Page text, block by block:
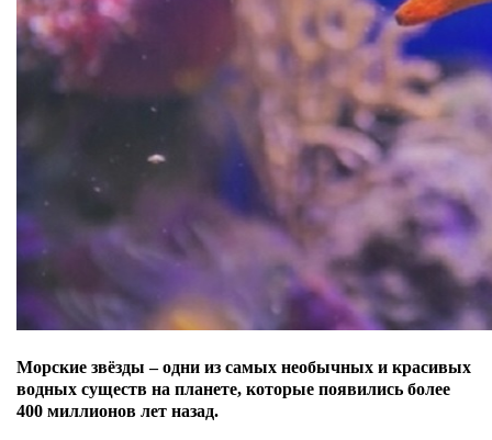
Морские звёзды – одни из самых необычных и красивых
водных существ на планете, которые появились более
400 миллионов лет назад.